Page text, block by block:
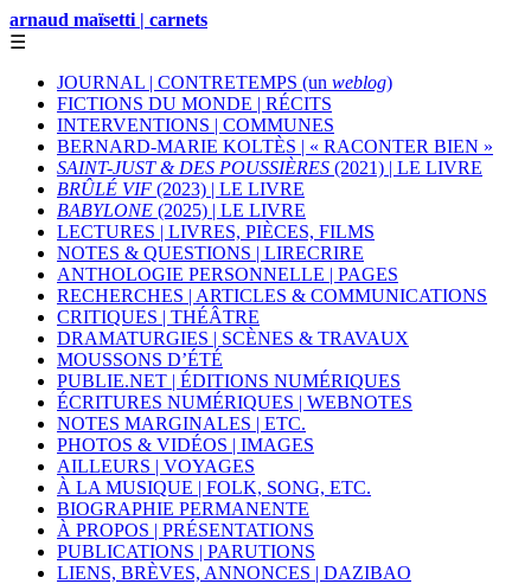
arnaud maïsetti | carnets
☰
JOURNAL | CONTRETEMPS (un weblog)
FICTIONS DU MONDE | RÉCITS
INTERVENTIONS | COMMUNES
BERNARD-MARIE KOLTÈS | « RACONTER BIEN »
SAINT-JUST & DES POUSSIÈRES (2021) | LE LIVRE
BRÛLÉ VIF (2023) | LE LIVRE
BABYLONE (2025) | LE LIVRE
LECTURES | LIVRES, PIÈCES, FILMS
NOTES & QUESTIONS | LIRECRIRE
ANTHOLOGIE PERSONNELLE | PAGES
RECHERCHES | ARTICLES & COMMUNICATIONS
CRITIQUES | THÉÂTRE
DRAMATURGIES | SCÈNES & TRAVAUX
MOUSSONS D’ÉTÉ
PUBLIE.NET | ÉDITIONS NUMÉRIQUES
ÉCRITURES NUMÉRIQUES | WEBNOTES
NOTES MARGINALES | ETC.
PHOTOS & VIDÉOS | IMAGES
AILLEURS | VOYAGES
À LA MUSIQUE | FOLK, SONG, ETC.
BIOGRAPHIE PERMANENTE
À PROPOS | PRÉSENTATIONS
PUBLICATIONS | PARUTIONS
LIENS, BRÈVES, ANNONCES | DAZIBAO